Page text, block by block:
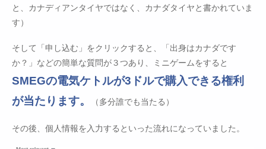
と、カナディアンタイヤではなく、カナダタイヤと書かれていま
す）
そして「申し込む」をクリックすると、「出身はカナダです
か？」などの簡単な質問が３つあり、ミニゲームをすると
SMEGの電気ケトルが3ドルで購入できる権利
が当たります。
（多分誰でも当たる）
その後、個人情報を入力するといった流れになっていました。